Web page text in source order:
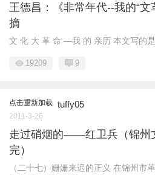
王德昌：《非常年代--我的“文
摘
文 化 大 革 命 —我 的 亲历 本文写的是
19209 9
点击重新加载 tuffy05
2011-3-26
走过硝烟的——红卫兵（锦州
完）
（二十七）姗姗来迟的正义 在锦州市